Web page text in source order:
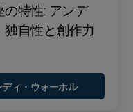
特性: アンデ
自性と創作力
ィ・ウォーホル